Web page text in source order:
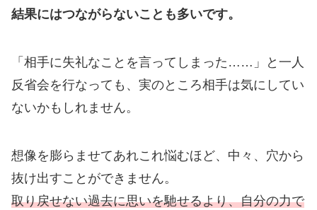
結果にはつながらないことも多いです。
「相手に失礼なことを言ってしまった……」と一人
反省会を行なっても、実のところ相手は気にしてい
ないかもしれません。
想像を膨らませてあれこれ悩むほど、中々、穴から
抜け出すことができません。
取り戻せない過去に思いを馳せるより、自分の力で